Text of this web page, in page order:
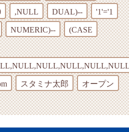
,NULL DUAL)-- '1'='1
NUMERIC)-- (CASE
スタミナ太郎 オープン